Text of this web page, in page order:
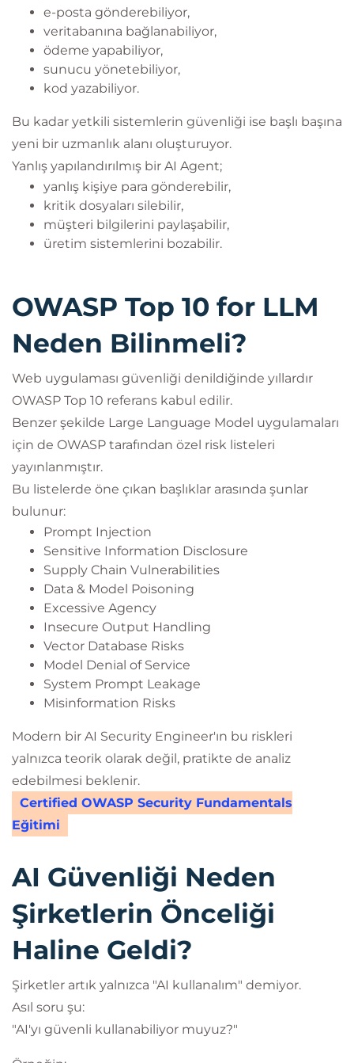
e-posta gönderebiliyor,
veritabanına bağlanabiliyor,
ödeme yapabiliyor,
sunucu yönetebiliyor,
kod yazabiliyor.
Bu kadar yetkili sistemlerin güvenliği ise başlı başına
yeni bir uzmanlık alanı oluşturuyor.
Yanlış yapılandırılmış bir AI Agent;
yanlış kişiye para gönderebilir,
kritik dosyaları silebilir,
müşteri bilgilerini paylaşabilir,
üretim sistemlerini bozabilir.
OWASP Top 10 for LLM
Neden Bilinmeli?
Web uygulaması güvenliği denildiğinde yıllardır
OWASP Top 10 referans kabul edilir.
Benzer şekilde Large Language Model uygulamaları
için de OWASP tarafından özel risk listeleri
yayınlanmıştır.
Bu listelerde öne çıkan başlıklar arasında şunlar
bulunur:
Prompt Injection
Sensitive Information Disclosure
Supply Chain Vulnerabilities
Data & Model Poisoning
Excessive Agency
Insecure Output Handling
Vector Database Risks
Model Denial of Service
System Prompt Leakage
Misinformation Risks
Modern bir AI Security Engineer'ın bu riskleri
yalnızca teorik olarak değil, pratikte de analiz
edebilmesi beklenir.
Certified OWASP Security Fundamentals
Eğitimi
AI Güvenliği Neden
Şirketlerin Önceliği
Haline Geldi?
Şirketler artık yalnızca "AI kullanalım" demiyor.
Asıl soru şu:
"AI'yı güvenli kullanabiliyor muyuz?"